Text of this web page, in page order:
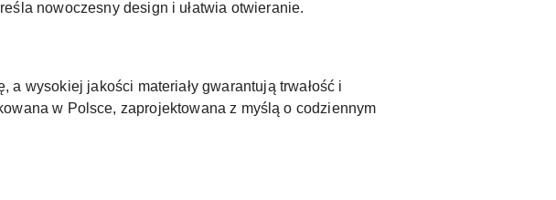
nowoczesny design i ułatwia otwieranie.
a wysokiej jakości materiały gwarantują trwałość i
w Polsce, zaprojektowana z myślą o codziennym